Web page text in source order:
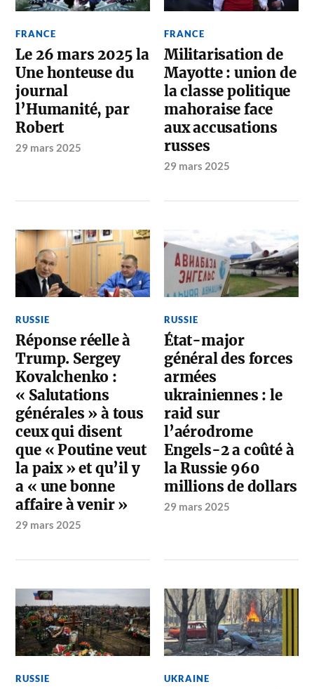
FRANCE
Le 26 mars 2025 la
Une honteuse du
journal
l’Humanité, par
Robert
29 mars 2025
FRANCE
Militarisation de
Mayotte : union de
la classe politique
mahoraise face
aux accusations
russes
29 mars 2025
RUSSIE
Réponse réelle à
Trump. Sergey
Kovalchenko :
« Salutations
générales » à tous
ceux qui disent
que « Poutine veut
la paix » et qu’il y
a « une bonne
affaire à venir »
29 mars 2025
RUSSIE
État-major
général des forces
armées
ukrainiennes : le
raid sur
l’aérodrome
Engels-2 a coûté à
la Russie 960
millions de dollars
29 mars 2025
RUSSIE UKRAINE